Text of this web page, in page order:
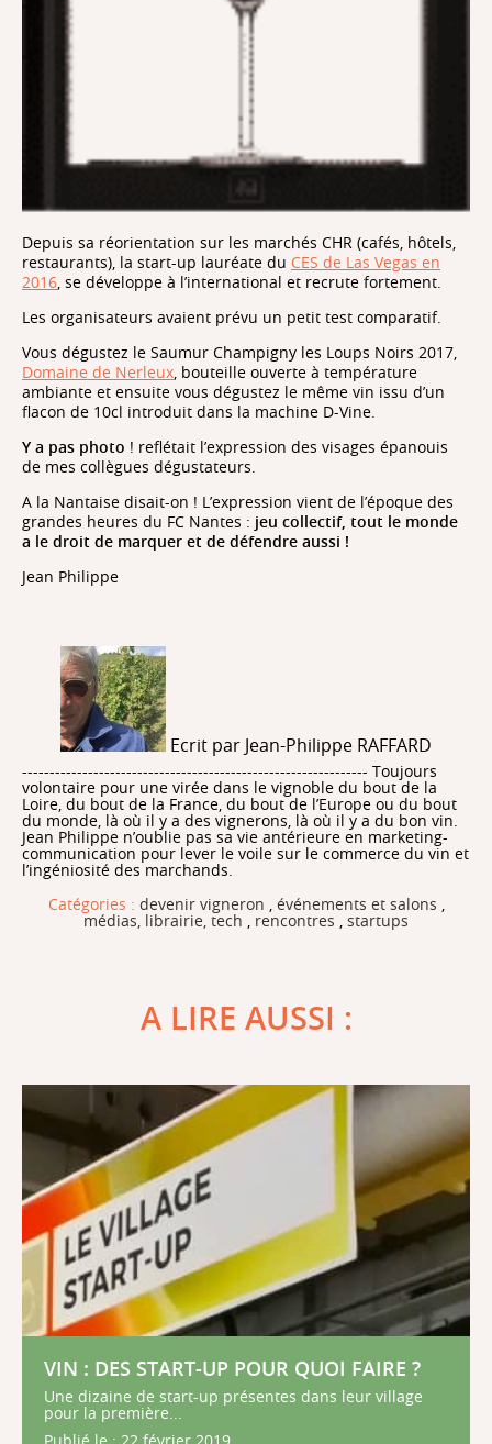
Depuis sa réorientation sur les marchés CHR (cafés, hôtels,
restaurants), la start-up lauréate du CES de Las Vegas en
2016 , se développe à l’international et recrute fortement.
Les organisateurs avaient prévu un petit test comparatif.
Vous dégustez le Saumur Champigny les Loups Noirs 2017,
Domaine de Nerleux , bouteille ouverte à température
ambiante et ensuite vous dégustez le même vin issu d’un
flacon de 10cl introduit dans la machine D-Vine.
Y a pas photo ! reflétait l’expression des visages épanouis
de mes collègues dégustateurs.
A la Nantaise disait-on ! L’expression vient de l’époque des
grandes heures du FC Nantes : jeu collectif, tout le monde
a le droit de marquer et de défendre aussi !
Jean Philippe
Ecrit par Jean-Philippe RAFFARD
--------------------------------------------------------------- Toujours
volontaire pour une virée dans le vignoble du bout de la
Loire, du bout de la France, du bout de l’Europe ou du bout
du monde, là où il y a des vignerons, là où il y a du bon vin.
Jean Philippe n’oublie pas sa vie antérieure en marketing-
communication pour lever le voile sur le commerce du vin et
l’ingéniosité des marchands.
Catégories : devenir vigneron , événements et salons ,
médias, librairie, tech , rencontres , startups
A LIRE AUSSI :
VIN : DES START-UP POUR QUOI FAIRE ?
Une dizaine de start-up présentes dans leur village
pour la première...